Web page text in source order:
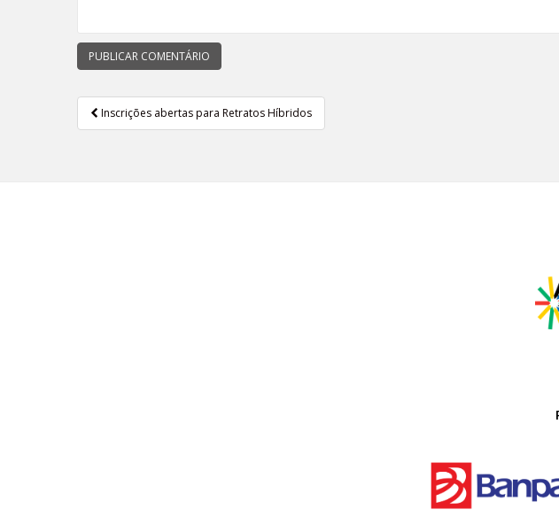
Navegação de Post
Inscrições abertas para Retratos Híbridos